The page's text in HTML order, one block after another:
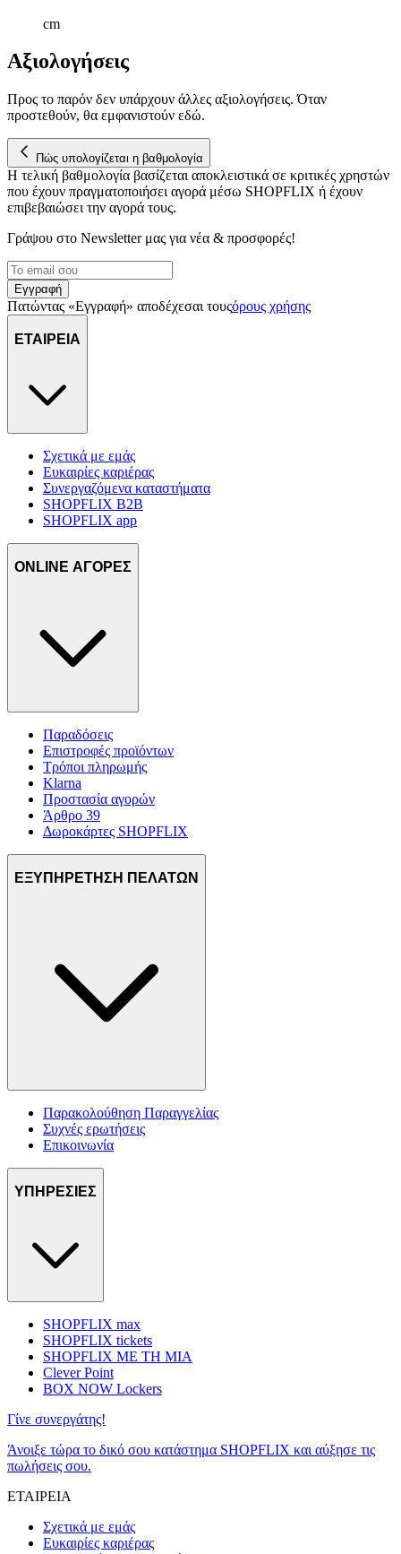
cm
Αξιολογήσεις
Προς το παρόν δεν υπάρχουν άλλες αξιολογήσεις. Όταν
προστεθούν, θα εμφανιστούν εδώ.
Πώς υπολογίζεται η βαθμολογία
Η τελική βαθμολογία βασίζεται αποκλειστικά σε κριτικές χρηστών
που έχουν πραγματοποιήσει αγορά μέσω SHOPFLIX ή έχουν
επιβεβαιώσει την αγορά τους.
Γράψου στο Νewsletter μας για νέα & προσφορές!
Εγγραφή
Πατώντας «Εγγραφή» αποδέχεσαι τουςόρους χρήσης
ΕΤΑΙΡΕΙΑ
Σχετικά με εμάς
Ευκαιρίες καριέρας
Συνεργαζόμενα καταστήματα
SHOPFLIX B2B
SHOPFLIX app
ONLINE ΑΓΟΡΕΣ
Παραδόσεις
Επιστροφές προϊόντων
Τρόποι πληρωμής
Klarna
Προστασία αγορών
Άρθρο 39
Δωροκάρτες SHOPFLIX
ΕΞΥΠΗΡΕΤΗΣΗ ΠΕΛΑΤΩΝ
Παρακολούθηση Παραγγελίας
Συχνές ερωτήσεις
Επικοινωνία
ΥΠΗΡΕΣΙΕΣ
SHOPFLIX max
SHOPFLIX tickets
SHOPFLIX ΜΕ ΤΗ ΜΙΑ
Clever Point
BOX NOW Lockers
Γίνε συνεργάτης!
Άνοιξε τώρα το δικό σου κατάστημα SHOPFLIX και αύξησε τις
πωλήσεις σου.
ΕΤΑΙΡΕΙΑ
Σχετικά με εμάς
Ευκαιρίες καριέρας